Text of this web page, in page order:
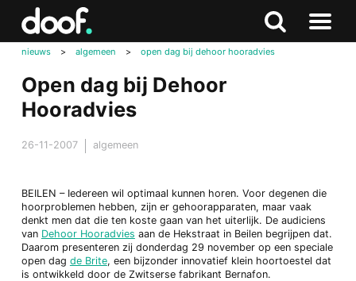
Zoeken
Naar
nieuws > algemeen > open dag bij dehoor hooradvies
Open dag bij Dehoor
Hooradvies
26-11-2007 algemeen
BEILEN – Iedereen wil optimaal kunnen horen. Voor degenen die
hoorproblemen hebben, zijn er gehoorapparaten, maar vaak
denkt men dat die ten koste gaan van het uiterlijk. De audiciens
van Dehoor Hooradvies aan de Hekstraat in Beilen begrijpen dat.
Daarom presenteren zij donderdag 29 november op een speciale
open dag de Brite, een bijzonder innovatief klein hoortoestel dat
is ontwikkeld door de Zwitserse fabrikant Bernafon.
Doof.nl
Zoeken